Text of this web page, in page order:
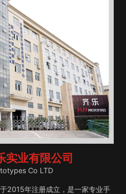
实业有限公司
Co LTD
2015年注册成立，是一家专业手